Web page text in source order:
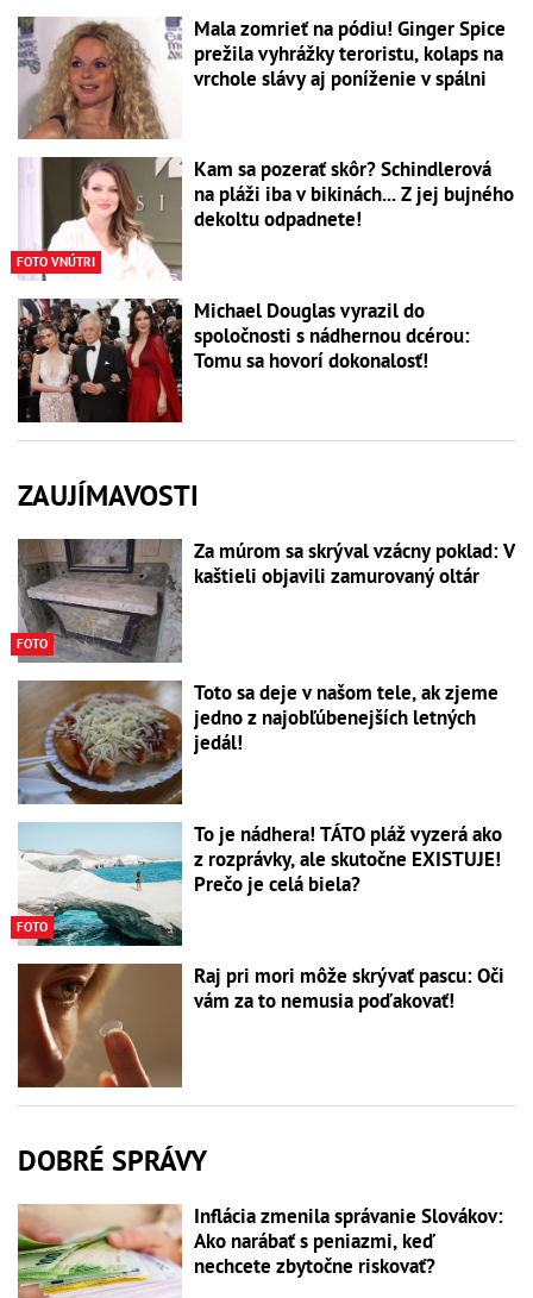
Mala zomrieť na pódiu! Ginger Spice
prežila vyhrážky teroristu, kolaps na
vrchole slávy aj poníženie v spálni
FOTO VNÚTRI
Kam sa pozerať skôr? Schindlerová
na pláži iba v bikinách... Z jej bujného
dekoltu odpadnete!
Michael Douglas vyrazil do
spoločnosti s nádhernou dcérou:
Tomu sa hovorí dokonalosť!
ZAUJÍMAVOSTI
FOTO
Za múrom sa skrýval vzácny poklad: V
kaštieli objavili zamurovaný oltár
Toto sa deje v našom tele, ak zjeme
jedno z najobľúbenejších letných
jedál!
FOTO
To je nádhera! TÁTO pláž vyzerá ako
z rozprávky, ale skutočne EXISTUJE!
Prečo je celá biela?
Raj pri mori môže skrývať pascu: Oči
vám za to nemusia poďakovať!
DOBRÉ SPRÁVY
Inflácia zmenila správanie Slovákov:
Ako narábať s peniazmi, keď
nechcete zbytočne riskovať?